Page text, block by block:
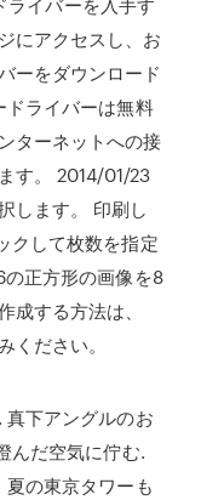
にアクセスし、お
ーをダウンロード
ドライバーは無料
ターネットへの接
す。 2014/01/23
します。 印刷し
クして枚数を指定
正方形の画像を8
する方法は、
ください。
真下アングルのお
んだ空気に佇む.
の東京タワーも